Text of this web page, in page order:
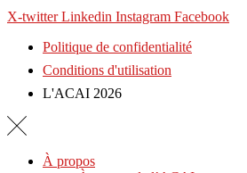
X-twitter Linkedin Instagram Facebook
Politique de confidentialité
Conditions d'utilisation
L'ACAI 2026
À propos